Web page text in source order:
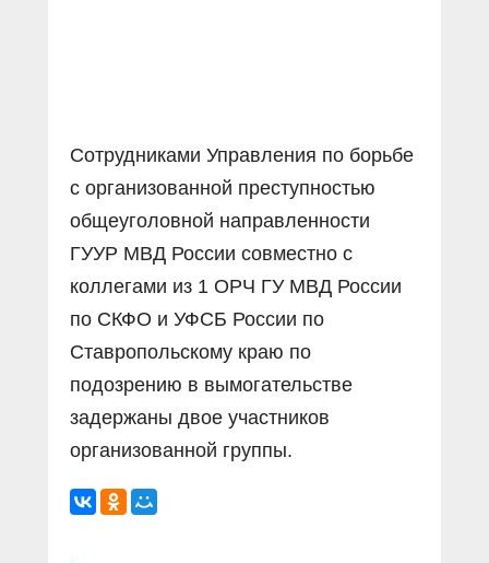
Сотрудниками Управления по борьбе
с организованной преступностью
общеуголовной направленности
ГУУР МВД России совместно с
коллегами из 1 ОРЧ ГУ МВД России
по СКФО и УФСБ России по
Ставропольскому краю по
подозрению в вымогательстве
задержаны двое участников
организованной группы.